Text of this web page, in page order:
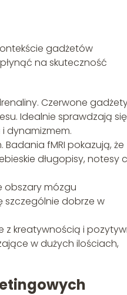
gadżetów
na skuteczność
Czerwone
Idealnie sprawdzają
dynamizmem.
fMRI pokazują, że
długopisy, notesy
obszary mózgu
szczególnie dobrze w
z kreatywnością i
w dużych ilościach,